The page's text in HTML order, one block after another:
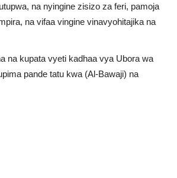
na nyingine zisizo za feri, pamoja
na vifaa vingine vinavyohitajika na
na kupata vyeti kadhaa vya Ubora wa
pande tatu kwa (Al-Bawaji) na